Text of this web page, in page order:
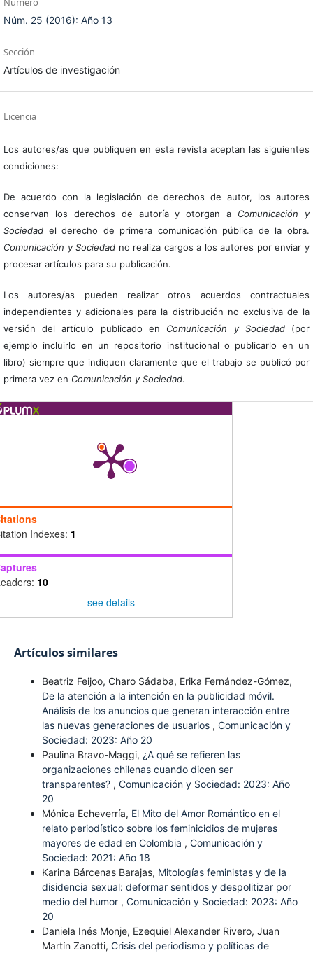
Núm. 25 (2016): Año 13
Sección
Artículos de investigación
Licencia
Los autores/as que publiquen en esta revista aceptan las siguientes
condiciones:
De acuerdo con la legislación de derechos de autor, los autores
conservan los derechos de autoría y otorgan a Comunicación y
Sociedadel derecho de primera comunicación pública de la obra.
Comunicación y Sociedad no realiza cargos a los autores por enviar y
procesar artículos para su publicación.
Los autores/as pueden realizar otros acuerdos contractuales
independientes y adicionales para la distribución no exclusiva de la
versión del artículo publicado en Comunicación y Sociedad(por
ejemplo incluirlo en un repositorio institucional o publicarlo en un
libro) siempre que indiquen claramente que el trabajo se publicó por
primera vez en Comunicación y Sociedad.
Indexes: 1
10
see details
Artículos similares
Beatriz Feijoo, Charo Sádaba, Erika Fernández-Gómez,
De la atención a la intención en la publicidad móvil.
Análisis de los anuncios que generan interacción entre
las nuevas generaciones de usuarios , Comunicación y
Sociedad: 2023: Año 20
Paulina Bravo-Maggi, ¿A qué se refieren las
organizaciones chilenas cuando dicen ser
transparentes? , Comunicación y Sociedad: 2023: Año
20
Mónica Echeverría, El Mito del Amor Romántico en el
relato periodístico sobre los feminicidios de mujeres
mayores de edad en Colombia , Comunicación y
Sociedad: 2021: Año 18
Karina Bárcenas Barajas, Mitologías feministas y de la
disidencia sexual: deformar sentidos y despolitizar por
medio del humor , Comunicación y Sociedad: 2023: Año
20
Daniela Inés Monje, Ezequiel Alexander Rivero, Juan
Martín Zanotti, Crisis del periodismo y políticas de